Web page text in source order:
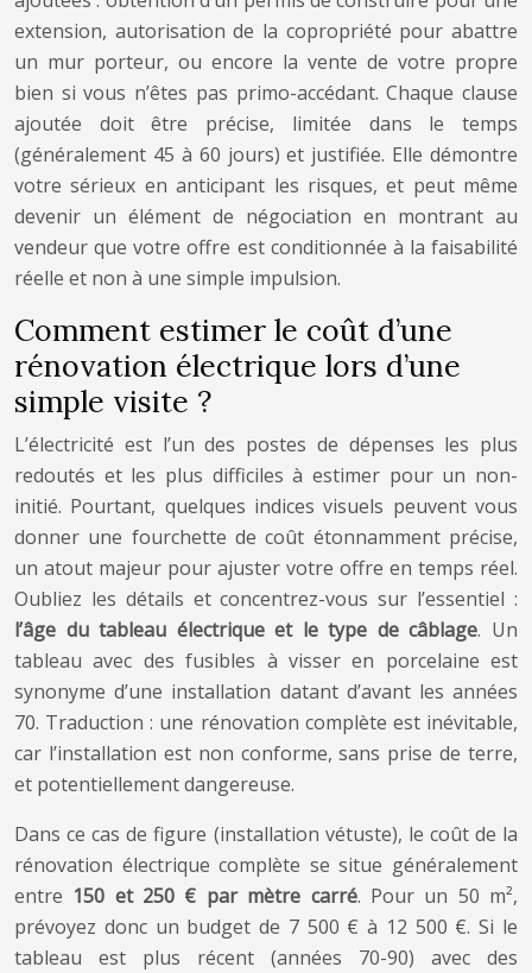
extension, autorisation de la copropriété pour abattre
un mur porteur, ou encore la vente de votre propre
bien si vous n’êtes pas primo-accédant. Chaque clause
ajoutée doit être précise, limitée dans le temps
(généralement 45 à 60 jours) et justifiée. Elle démontre
votre sérieux en anticipant les risques, et peut même
devenir un élément de négociation en montrant au
vendeur que votre offre est conditionnée à la faisabilité
réelle et non à une simple impulsion.
Comment estimer le coût d’une
rénovation électrique lors d’une
simple visite ?
L’électricité est l’un des postes de dépenses les plus
redoutés et les plus difficiles à estimer pour un non-
initié. Pourtant, quelques indices visuels peuvent vous
donner une fourchette de coût étonnamment précise,
un atout majeur pour ajuster votre offre en temps réel.
Oubliez les détails et concentrez-vous sur l’essentiel :
l’âge du tableau électrique et le type de câblage. Un
tableau avec des fusibles à visser en porcelaine est
synonyme d’une installation datant d’avant les années
70. Traduction : une rénovation complète est inévitable,
car l’installation est non conforme, sans prise de terre,
et potentiellement dangereuse.
Dans ce cas de figure (installation vétuste), le coût de la
rénovation électrique complète se situe généralement
entre 150 et 250 € par mètre carré. Pour un 50 m²,
prévoyez donc un budget de 7 500 € à 12 500 €. Si le
tableau est plus récent (années 70-90) avec des